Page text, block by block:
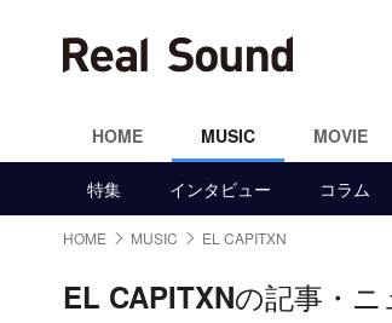
HOME MUSIC MOVIE
特集 インタビュー コラム
HOME MUSIC EL CAPITXN
EL CAPITXNの記事・